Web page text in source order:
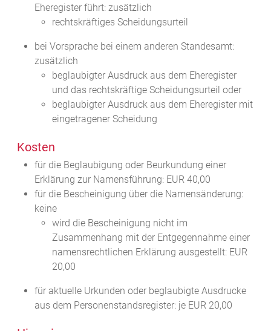
Eheregister führt: zusätzlich
rechtskräftiges Scheidungsurteil
bei Vorsprache bei einem anderen Standesamt:
zusätzlich
beglaubigter Ausdruck aus dem Eheregister
und das rechtskräftige Scheidungsurteil oder
beglaubigter Ausdruck aus dem Eheregister mit
eingetragener Scheidung
Kosten
für die Beglaubigung oder Beurkundung einer
Erklärung zur Namensführung: EUR 40,00
für die Bescheinigung über die Namensänderung:
keine
wird die Bescheinigung nicht im
Zusammenhang mit der Entgegennahme einer
namensrechtlichen Erklärung ausgestellt: EUR
20,00
für aktuelle Urkunden oder beglaubigte Ausdrucke
aus dem Personenstandsregister: je EUR 20,00